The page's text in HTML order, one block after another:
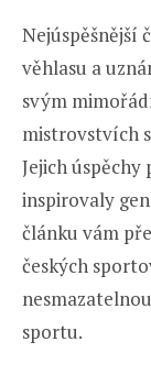
Nejúspěšnější
věhlasu a
svým
mistrovstvích
Jejich
inspirovaly
článku vám
českých
sportu.